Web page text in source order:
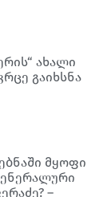
ახალი
გაიხსნა
მყოფი
–